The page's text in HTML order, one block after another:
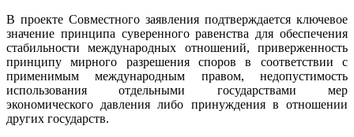
В проекте Совместного заявления подтверждается ключевое
значение принципа суверенного равенства для обеспечения
стабильности международных отношений, приверженность
принципу мирного разрешения споров в соответствии с
применимым международным правом, недопустимость
использования отдельными государствами мер
экономического давления либо принуждения в отношении
других государств.